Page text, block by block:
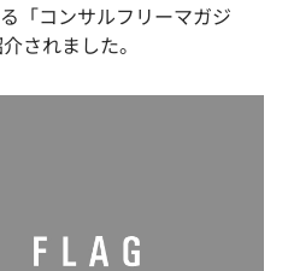
「コンサルフリーマガジ
されました。